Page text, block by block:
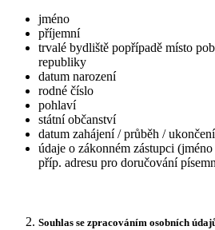
jméno
příjemní
trvalé bydliště popřípadě místo
republiky
datum narození
rodné číslo
pohlaví
státní občanství
datum zahájení / průběh /
údaje o zákonném zástupci
příp. adresu pro doručování
Souhlas se zpracováním osobních